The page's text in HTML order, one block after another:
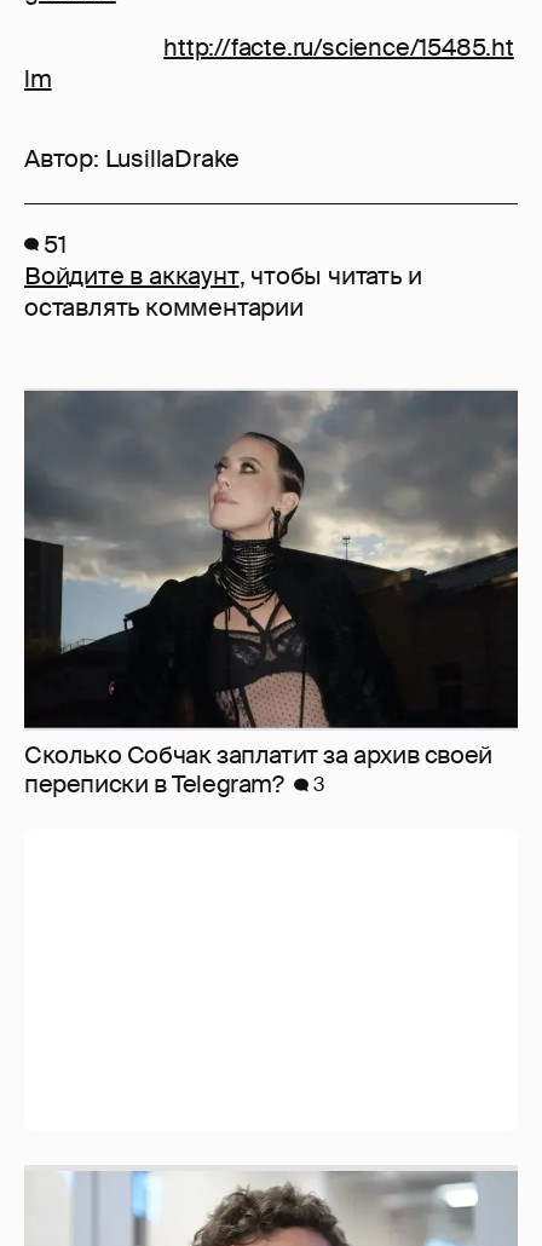
http://facte.ru/science/15485.ht
lm
Автор: LusillaDrake
51
Войдите в аккаунт, чтобы читать и
оставлять комментарии
Сколько Собчак заплатит за архив своей
перeписки в Telegram?
3
Никита Кологривый высказался насчёт